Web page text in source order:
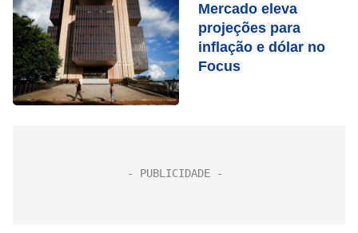
Mercado eleva
projeções para
inflação e dólar no
Focus